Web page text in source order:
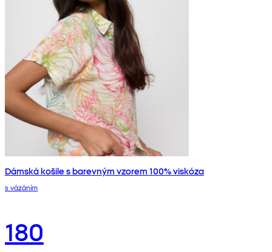
Dámská košile s barevným vzorem 100% viskóza
s vázáním
180